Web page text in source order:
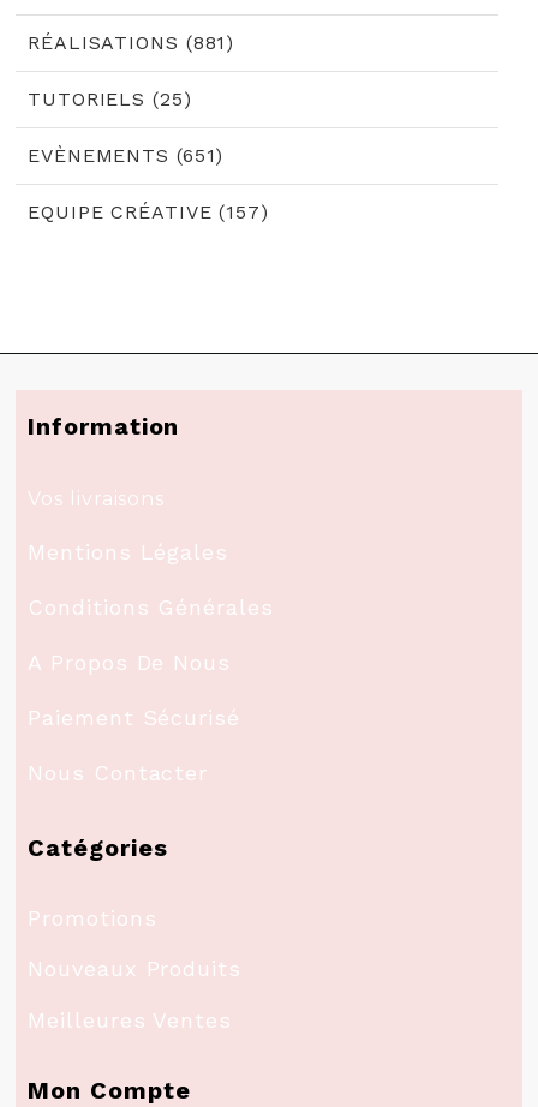
RÉALISATIONS (881)
TUTORIELS (25)
EVÈNEMENTS (651)
EQUIPE CRÉATIVE (157)
Information
Vos livraisons
Mentions Légales
Conditions Générales
A Propos De Nous
Paiement Sécurisé
Nous Contacter
Catégories
Promotions
Nouveaux Produits
Meilleures Ventes
Mon Compte